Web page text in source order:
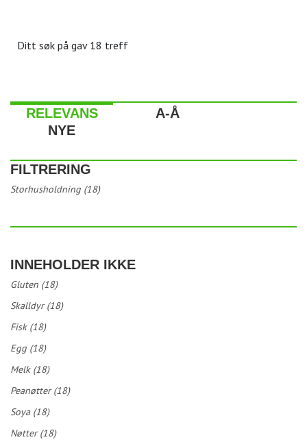
Ditt søk på gav 18 treff
RELEVANS
A-Å
NYE
FILTRERING
Storhusholdning (18)
INNEHOLDER IKKE
Gluten (18)
Skalldyr (18)
Fisk (18)
Egg (18)
Melk (18)
Peanøtter (18)
Soya (18)
Nøtter (18)